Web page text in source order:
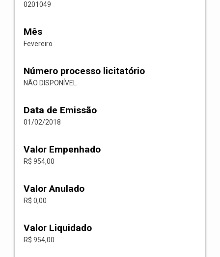
0201049
Mês
Fevereiro
Número processo licitatório
NÃO DISPONÍVEL
Data de Emissão
01/02/2018
Valor Empenhado
R$ 954,00
Valor Anulado
R$ 0,00
Valor Liquidado
R$ 954,00